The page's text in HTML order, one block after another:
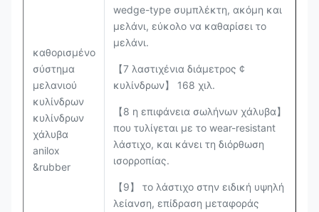
καθορισμένο
σύστημα
μελανιού
κυλίνδρων
κυλίνδρων
χάλυβα
anilox
&rubber
wedge-type συμπλέκτη, ακόμη και
μελάνι, εύκολο να καθαρίσει το
μελάνι.
【7 λαστιχένια διάμετρος ¢
κυλίνδρων】 168 χιλ.
【8 η επιφάνεια σωλήνων χάλυβα】
που τυλίγεται με το wear-resistant
λάστιχο, και κάνει τη διόρθωση
ισορροπίας.
【9】 το λάστιχο στην ειδική υψηλή
λείανση, επίδραση μεταφοράς